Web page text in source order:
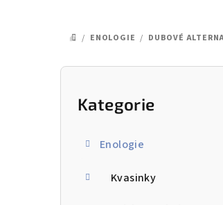
DOMŮ
/ ENOLOGIE / DUBOVÉ
P
Přeskočit
kategorie
Kategorie
Enologie
Kvasinky